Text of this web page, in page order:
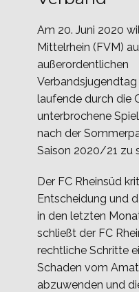
Am 20. Juni 2020
Mittelrhein (FVM)
außerordentlichen
laufende durch die
unterbrochene
nach der
Saison 2020/21 zu
Der FC Rheinsüd
Entscheidung und
in den letzten
schließt der FC
rechtliche Schritte
Schaden vom
abzuwenden und